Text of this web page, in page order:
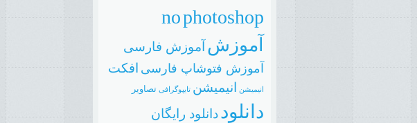
nophotoshop
آموزش آموزش فارسی
آموزش فتوشاپ فارسی افکت
انيميشن انیمیشن تایپوگرافی تصاویر
دانلوددانلود رایگان